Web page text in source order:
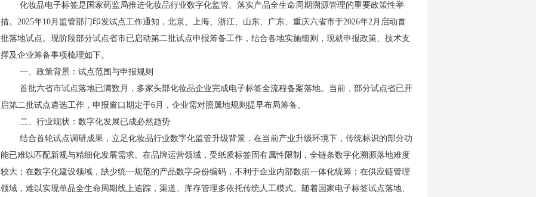
化妆品电子标签是国家药监局推进化妆品行业数字化监管、落实产品全生命周期溯源管理的重要政策性举
措。2025年10月监管部门印发试点工作通知，北京、上海、浙江、山东、广东、重庆六省市于2026年2月启动首
批落地试点。现阶段部分试点省市已启动第二批试点申报筹备工作，结合各地实施细则，现就申报政策、技术支
撑及企业筹备事项梳理如下。
一、政策背景：试点范围与申报规则
首批六省市试点落地已满数月，多家头部化妆品企业完成电子标签全流程备案落地。当前，部分试点省已开
启第二批试点遴选工作，申报窗口期定于6月，企业需对照属地规则提早布局筹备。
二、行业现状：数字化发展已成必然趋势
结合首轮试点调研成果，立足化妆品行业数字化监管升级背景，在当前产业升级环境下，传统标识的部分功
能已难以匹配新规与精细化发展需求。在品牌运营领域，受纸质标签固有属性限制，全链条数字化溯源落地难度
较大；在数字化建设领域，缺少统一规范的产品数字身份编码，不利于企业内部数据一体化统筹；在供应链管理
领域，难以实现单品全生命周期线上追踪，渠道、库存管理多依托传统人工模式。随着国家电子标签试点落地、